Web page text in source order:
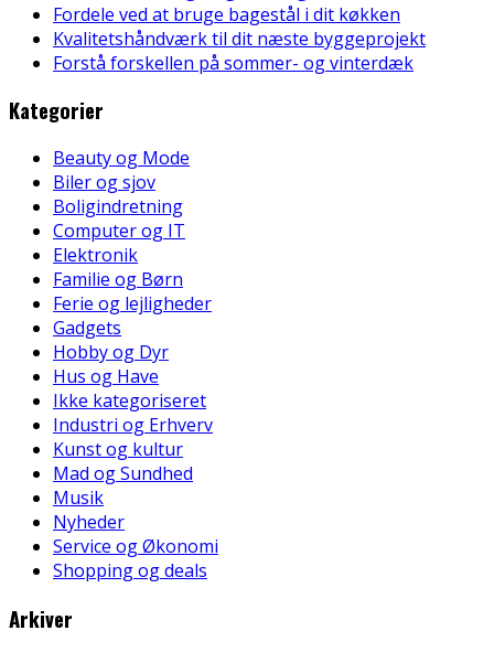
Fordele ved at bruge bagestål i dit køkken
Kvalitetshåndværk til dit næste byggeprojekt
Forstå forskellen på sommer- og vinterdæk
Kategorier
Beauty og Mode
Biler og sjov
Boligindretning
Computer og IT
Elektronik
Familie og Børn
Ferie og lejligheder
Gadgets
Hobby og Dyr
Hus og Have
Ikke kategoriseret
Industri og Erhverv
Kunst og kultur
Mad og Sundhed
Musik
Nyheder
Service og Økonomi
Shopping og deals
Arkiver